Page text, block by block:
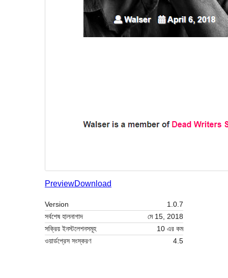
PreviewDownload
Version
1.0.7
সর্বশেষ হালনাগাদ
মে 15, 2018
সক্রিয় ইনস্টলেশনসমূহ
10 এর কম
ওয়ার্ডপ্রেস সংস্করণ
4.5